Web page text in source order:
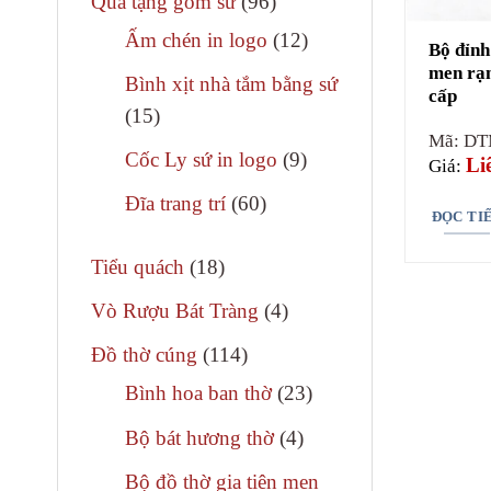
phẩm
sản
Ấm chén in logo 1212
phẩm
Bình xịt nhà tắm bằng sứ
1515
phẩm
Cốc Ly sứ in logo 99
Đĩa trang trí 6060
Tiểu quách 1818
phẩm
Vò Rượu Bát Tràng 44
Đồ thờ cúng 114114
sản
Bình hoa ban thờ 2323
Bộ bát hương thờ 44
Bộ đồ thờ gia tiên men
Đại
minh
hướng
Làm
Bộ
men
cấp
Mã:
Giá:
ĐỌC